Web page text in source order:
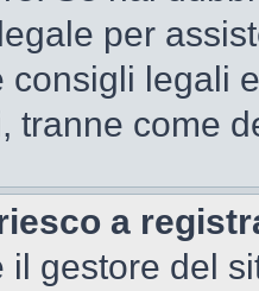
per
consigli legali
tranne come
a
il gestore del